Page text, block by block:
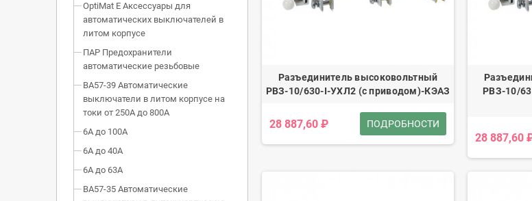
OptiMat E Аксессуары для
автоматических выключателей в
литом корпусе
ПАР Предохранители
автоматические резьбовые
ВА57-39 Автоматические
выключатели в литом корпусе на
токи от 250А до 800А
6А до 100А
6А до 40А
6А до 63А
ВА57-35 Автоматические
Разъединитель высоковольтный
РВЗ-10/630-I-УХЛ2 (с приводом)-КЭАЗ
28 887,60 ₽ ПОДРОБНОСТИ
РВЗ-10/
28 887,60